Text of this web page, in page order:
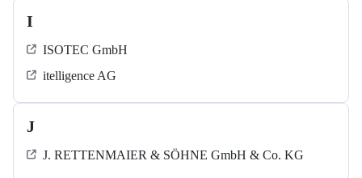
I
ISOTEC GmbH
itelligence AG
J
J. RETTENMAIER & SÖHNE GmbH & Co. KG